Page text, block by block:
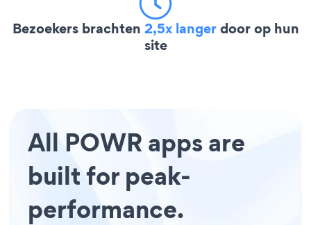
Bezoekers brachten 2,5x langerdoor op hun
site
All POWR apps are
built for peak-
performance.